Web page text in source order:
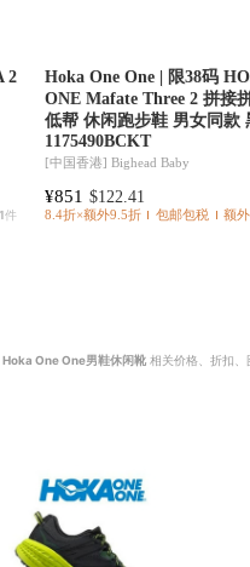
2
1件
Hoka One One | 限38码
ONE Mafate Three 2 拼接
低帮 休闲跑步鞋 男女同款
1175490BCKT
[中国香港] Bighead Baby
¥851 $122.41
8.4折×额外9.5折 包邮包税 额
Hoka One One男鞋休闲靴相关价格、折扣、